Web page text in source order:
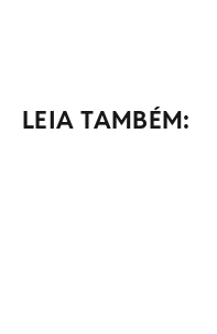
LEIA TAMBÉM: